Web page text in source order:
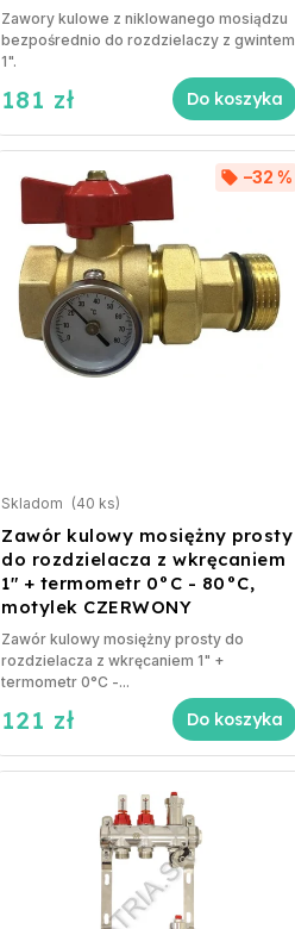
181 zł Do koszyka
Zawory kulowe z niklowanego mosiądzu
bezpośrednio do rozdzielaczy z gwintem
1".
Zawór kulowy mosiężny prosty
do rozdzielacza z wkręcaniem
1" + termometr 0°C - 80°C,
motylek CZERWONY
–32 %
Skladom (40 ks)
121 zł Do koszyka
Zawór kulowy mosiężny prosty do
rozdzielacza z wkręcaniem 1" +
termometr 0°C -...